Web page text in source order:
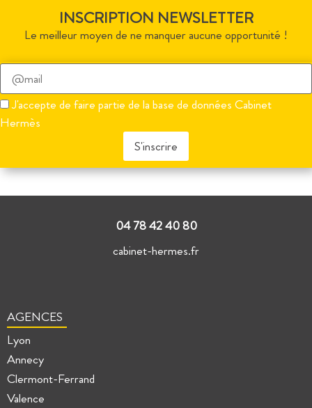
INSCRIPTION NEWSLETTER
Le meilleur moyen de ne manquer aucune opportunité !
Veuillez
laisser
ce
champ
J'accepte de faire partie de la base de données Cabinet
Hermès
ce
04 78 42 40 80
cabinet-hermes.fr
AGENCES
Lyon
Annecy
Clermont-Ferrand
Valence